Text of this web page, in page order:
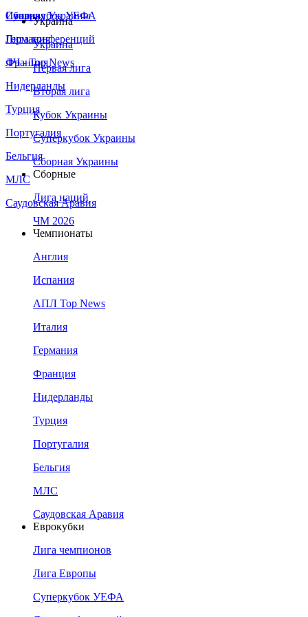
Сборная Украины
Италия
Германия
Франция
Нидерланды
Турция
Португалия
Бельгия
МЛС
Саудовская Аравия
Суперкубок УЕФА
Лига конференций
ЛЧ - Top News
Украина
Украина
Первая лига
Вторая лига
Кубок Украины
Суперкубок Украины
Сборная Украины
Сборные
Лига наций
ЧМ 2026
Чемпионаты
Англия
Испания
АПЛ Top News
Италия
Германия
Франция
Нидерланды
Турция
Португалия
Бельгия
МЛС
Саудовская Аравия
Еврокубки
Лига чемпионов
Лига Европы
Суперкубок УЕФА